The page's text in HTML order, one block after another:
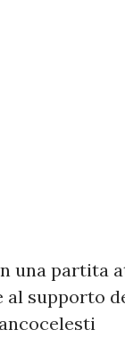
una partita
al supporto